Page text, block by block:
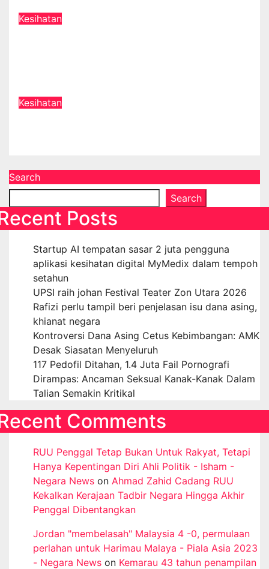
Kesihatan
Kesihatan
Search
Search
Posts
Startup AI tempatan sasar 2 juta pengguna
aplikasi kesihatan digital MyMedix dalam tempoh
setahun
UPSI raih johan Festival Teater Zon Utara 2026
Rafizi perlu tampil beri penjelasan isu dana asing,
khianat negara
Kontroversi Dana Asing Cetus Kebimbangan: AMK
Desak Siasatan Menyeluruh
117 Pedofil Ditahan, 1.4 Juta Fail Pornografi
Dirampas: Ancaman Seksual Kanak-Kanak Dalam
Talian Semakin Kritikal
Comments
RUU Penggal Tetap Bukan Untuk Rakyat, Tetapi
Hanya Kepentingan Diri Ahli Politik - Isham -
Negara News on Ahmad Zahid Cadang RUU
Kekalkan Kerajaan Tadbir Negara Hingga Akhir
Penggal Dibentangkan
Jordan "membelasah" Malaysia 4 -0, permulaan
perlahan untuk Harimau Malaya - Piala Asia 2023
- Negara News on Kemarau 43 tahun penampilan